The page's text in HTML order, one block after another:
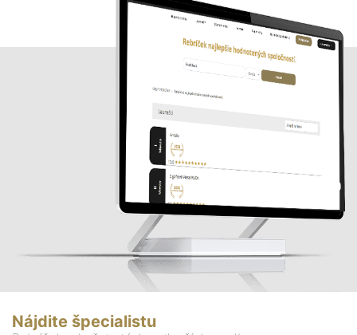
Nájdite špecialistu